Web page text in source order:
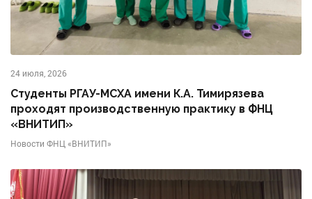
24 июля, 2026
Студенты РГАУ-МСХА имени К.А. Тимирязева
проходят производственную практику в ФНЦ
«ВНИТИП»
Новости ФНЦ «ВНИТИП»